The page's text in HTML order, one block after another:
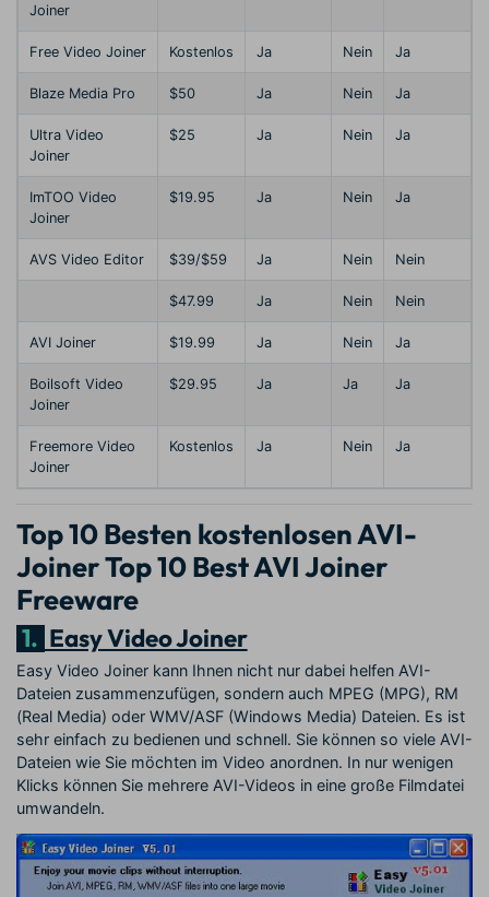
Joiner
Free Video Joiner Kostenlos Ja Nein Ja
Blaze Media Pro $50 Ja Nein Ja
Ultra Video
Joiner
$25 Ja Nein Ja
ImTOO Video
Joiner
$19.95 Ja Nein Ja
AVS Video Editor $39/$59 Ja Nein Nein
$47.99 Ja Nein Nein
AVI Joiner $19.99 Ja Nein Ja
Boilsoft Video
Joiner
$29.95 Ja Ja Ja
Freemore Video
Joiner
Kostenlos Ja Nein Ja
Top 10 Besten kostenlosen AVI-
Joiner Top 10 Best AVI Joiner
Freeware
1. Easy Video Joiner
Easy Video Joiner kann Ihnen nicht nur dabei helfen AVI-
Dateien zusammenzufügen, sondern auch MPEG (MPG), RM
(Real Media) oder WMV/ASF (Windows Media) Dateien. Es ist
sehr einfach zu bedienen und schnell. Sie können so viele AVI-
Dateien wie Sie möchten im Video anordnen. In nur wenigen
Klicks können Sie mehrere AVI-Videos in eine große Filmdatei
umwandeln.